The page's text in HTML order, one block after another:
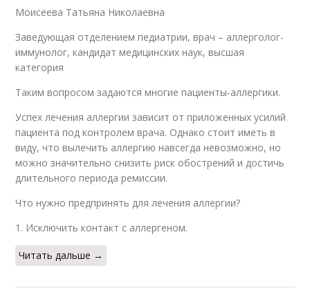
Моисеева Татьяна Николаевна
Заведующая отделением педиатрии, врач – аллерголог-
иммунолог, кандидат медицинских наук, высшая
категория
Таким вопросом задаются многие пациенты-аллергики.
Успех лечения аллергии зависит от приложенных усилий
пациента под контролем врача. Однако стоит иметь в
виду, что вылечить аллергию навсегда невозможно, но
можно значительно снизить риск обострений и достичь
длительного периода ремиссии.
Что нужно предпринять для лечения аллергии?
1. Исключить контакт с аллергеном.
Читать дальше →